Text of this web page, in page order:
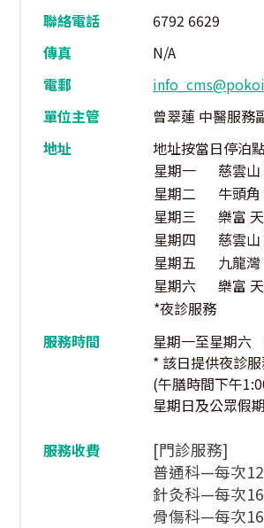
聯絡電話
6792 6629
傳真
N/A
電郵
單位主管
曾翠蓮 中醫服務
地址
地址按當日停泊
星期一
慈雲
星期二
牛頭
星期三
樂富
星期四
慈雲
星期五
九龍
星期六
樂富
*夜診服務
服務時間
星期一至星期六
* 該日提供夜診
(午膳時間下午
星期日及公眾假
服務收費
[門診服務]
普通科—每次
針灸科—每次
骨傷科—每次